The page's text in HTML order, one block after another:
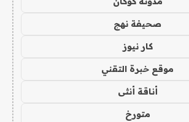
صحيفة نهج
كار نيوز
موقع خبرة التقني
أناقة أنثى
متورخ